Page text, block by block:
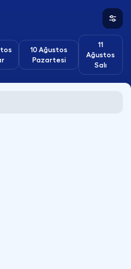
10 Ağustos
Pazartesi
11
Ağustos
Salı